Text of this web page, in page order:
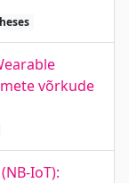
võrkude
IoT):